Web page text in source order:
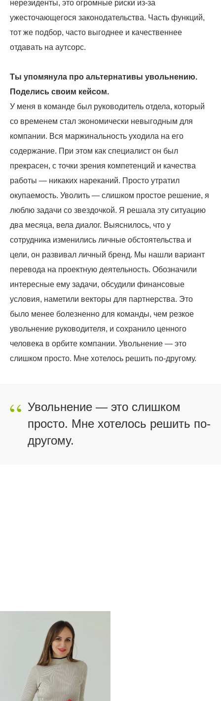
нерезиденты, это огромные риски из-за
ужесточающегося законодательства. Часть функций,
тот же подбор, часто выгоднее и качественнее
отдавать на аутсорс.
Ты упомянула про альтернативы увольнению.
Поделись своим кейсом.
У меня в команде был руководитель отдела, который
со временем стал экономически невыгодным для
компании. Вся маржинальность уходила на его
содержание. При этом как специалист он был
прекрасен, с точки зрения компетенций и качества
работы — никаких нареканий. Просто утратил
окупаемость. Уволить — слишком простое решение, я
люблю задачи со звездочкой. Я решала эту ситуацию
два месяца, вела диалог. Выяснилось, что у
сотрудника изменились личные обстоятельства и
цели, он развивал личный бренд. Мы нашли вариант
перевода на проектную деятельность. Обозначили
интересные ему задачи, обсудили финансовые
условия, наметили векторы для партнерства. Это
было менее болезненно для команды, чем резкое
увольнение руководителя, и сохранило ценного
человека в орбите компании. Увольнение — это
слишком просто. Мне хотелось решить по-другому.
“ Увольнение — это слишком
просто. Мне хотелось решить по-
другому.